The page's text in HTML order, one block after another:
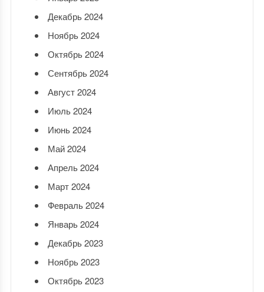
Декабрь 2024
Ноябрь 2024
Октябрь 2024
Сентябрь 2024
Август 2024
Июль 2024
Июнь 2024
Май 2024
Апрель 2024
Март 2024
Февраль 2024
Январь 2024
Декабрь 2023
Ноябрь 2023
Октябрь 2023